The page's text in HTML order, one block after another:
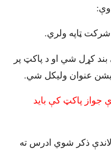
:
شرکت ټاپه ولري.
بند کړل شي او د پاکټ پر
عنوان وليکل شي.
جواز پاکټ کې بايد
لاندې ذکر شوي ادرس ته